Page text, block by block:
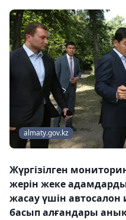
almaty.gov.kz
Жүргізілген
жерін жеке
жасау үшін автосалон
басып алғандары